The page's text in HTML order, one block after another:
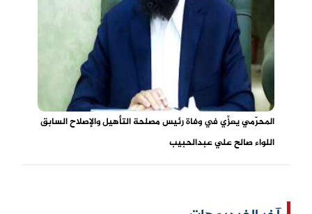
المحرّمي يعزِّي في وفاة رئيس مصلحة التأهيل والإصلاح السابق
اللواء صالح علي عبدالحبيب